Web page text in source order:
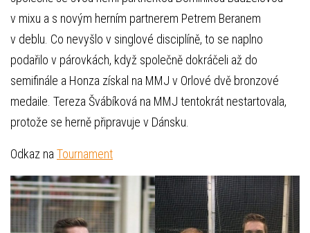
v mixu a s novým herním partnerem Petrem Beranem
v deblu. Co nevyšlo v singlové disciplíně, to se naplno
podařilo v párovkách, když společně dokráčeli až do
semifinále a Honza získal na MMJ v Orlové dvě bronzové
medaile. Tereza Švábíková na MMJ tentokrát nestartovala,
protože se herně připravuje v Dánsku.
Odkaz naTournament